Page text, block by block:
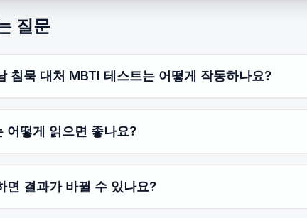
질문
침묵 대처 MBTI 테스트는 어떻게 작동하나요?
어떻게 읽으면 좋나요?
면 결과가 바뀔 수 있나요?